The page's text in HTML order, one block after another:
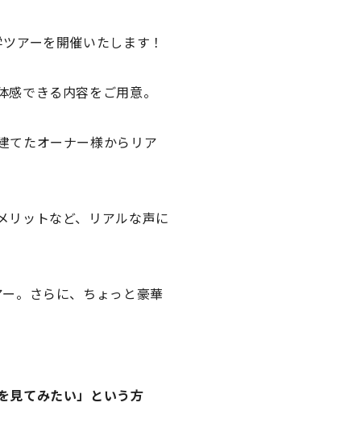
アーを開催いたします！
できる内容をご用意。
てたオーナー様からリア
リットなど、リアルな声に
。さらに、ちょっと豪華
見てみたい」という方